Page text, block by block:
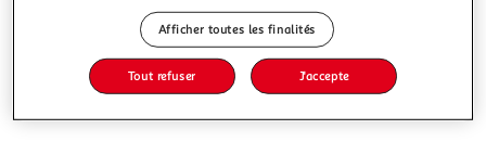
Caractéristiques
Afficher toutes les finalités
Tout refuser J'accepte